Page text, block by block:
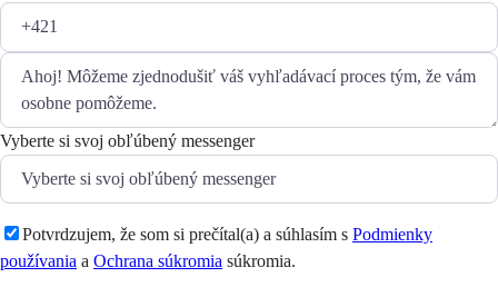
Vyberte si svoj obľúbený messenger
Potvrdzujem, že som si prečítal(a) a súhlasím s Podmienky
používania a Ochrana súkromia súkromia.